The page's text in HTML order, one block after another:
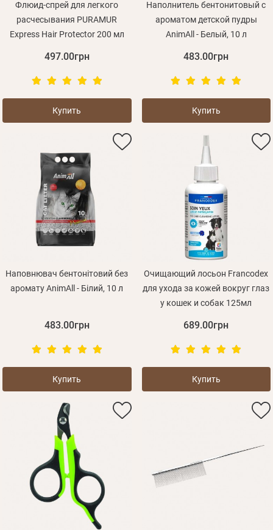
Флюид-спрей для легкого
расчесывания PURAMUR
Express Hair Protector 200 мл
497.00грн
Купить
Наполнитель бентонитовый с
ароматом детской пудры
AnimAll - Белый, 10 л
483.00грн
Купить
Наповнювач бентонітовий без
аромату AnimAll - Білий, 10 л
483.00грн
Купить
Очищающий лосьон Francodex
для ухода за кожей вокруг глаз
у кошек и собак 125мл
689.00грн
Купить